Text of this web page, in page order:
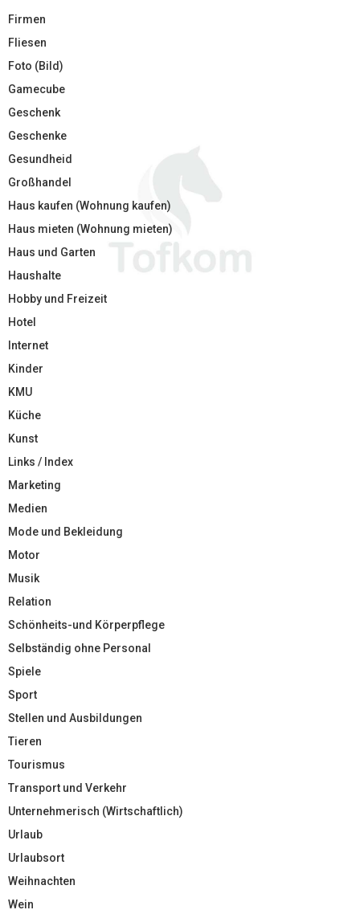
Firmen
Fliesen
Foto (Bild)
Gamecube
Geschenk
Geschenke
Gesundheid
Großhandel
Haus kaufen (Wohnung kaufen)
Haus mieten (Wohnung mieten)
Haus und Garten
Haushalte
Hobby und Freizeit
Hotel
Internet
Kinder
KMU
Küche
Kunst
Links / Index
Marketing
Medien
Mode und Bekleidung
Motor
Musik
Relation
Schönheits-und Körperpflege
Selbständig ohne Personal
Spiele
Sport
Stellen und Ausbildungen
Tieren
Tourismus
Transport und Verkehr
Unternehmerisch (Wirtschaftlich)
Urlaub
Urlaubsort
Weihnachten
Wein